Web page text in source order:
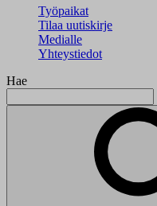
Työpaikat
Tilaa uutiskirje
Medialle
Yhteystiedot
Hae